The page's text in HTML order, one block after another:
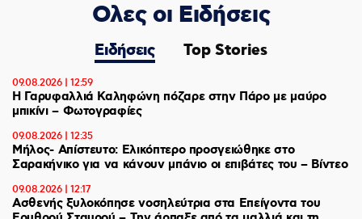
Ολες οι Ειδήσεις
Ειδήσεις Top Stories
09.08.2026 | 12:59
Η Γαρυφαλλιά Καληφώνη πόζαρε στην Πάρο με μαύρο
μπικίνι – Φωτογραφίες
09.08.2026 | 12:35
Μήλος- Απίστευτο: Ελικόπτερο προσγειώθηκε στο
Σαρακήνικο για να κάνουν μπάνιο οι επιβάτες του – Βίντεο
09.08.2026 | 12:17
Ασθενής ξυλοκόπησε νοσηλεύτρια στα Επείγοντα του